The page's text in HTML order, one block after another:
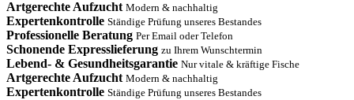
Artgerechte Aufzucht Modern & nachhaltig
Expertenkontrolle Ständige Prüfung unseres Bestandes
Professionelle Beratung Per Email oder Telefon
Schonende Expresslieferung zu Ihrem Wunschtermin
Lebend- & Gesundheitsgarantie Nur vitale & kräftige Fische
Artgerechte Aufzucht Modern & nachhaltig
Expertenkontrolle Ständige Prüfung unseres Bestandes